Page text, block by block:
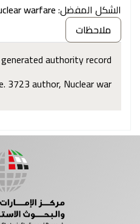
الشكل المفضل:warfare
ملاحظات
authority record
3723 author, Nuclear war :